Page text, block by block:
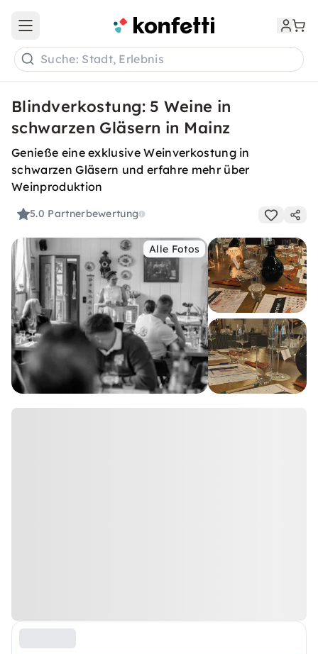
Open main menu
Suche: Stadt, Erlebnis
Blindverkostung: 5 Weine in
schwarzen Gläsern in Mainz
Genieße eine exklusive Weinverkostung in
schwarzen Gläsern und erfahre mehr über
Weinproduktion
5.0 Partnerbewertung
Alle Fotos